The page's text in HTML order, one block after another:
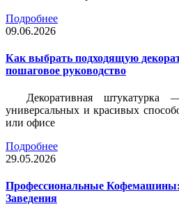
Подробнее
09.06.2026
Как выбрать подходящую
пошаговое руководство
Декоративная
универсальных и красивых
или офисе
Подробнее
29.05.2026
Профессиональные
Заведения